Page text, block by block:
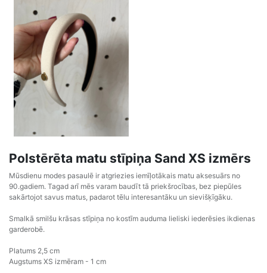
Polstērēta matu stīpiņa Sand XS izmērs
Mūsdienu modes pasaulē ir atgriezies iemīļotākais matu aksesuārs no
90.gadiem. Tagad arī mēs varam baudīt tā priekšrocības, bez piepūles
sakārtojot savus matus, padarot tēlu interesantāku un sievišķīgāku.
Smalkā smilšu krāsas stīpiņa no kostīm auduma lieliski iederēsies ikdienas
garderobē.
Platums 2,5 cm
Augstums XS izmēram - 1 cm